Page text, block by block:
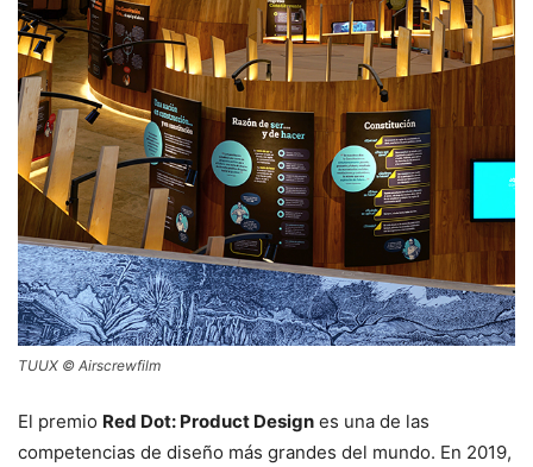
TUUX © Airscrewfilm
El premio Red Dot: Product Design es una de las
competencias de diseño más grandes del mundo. En 2019,